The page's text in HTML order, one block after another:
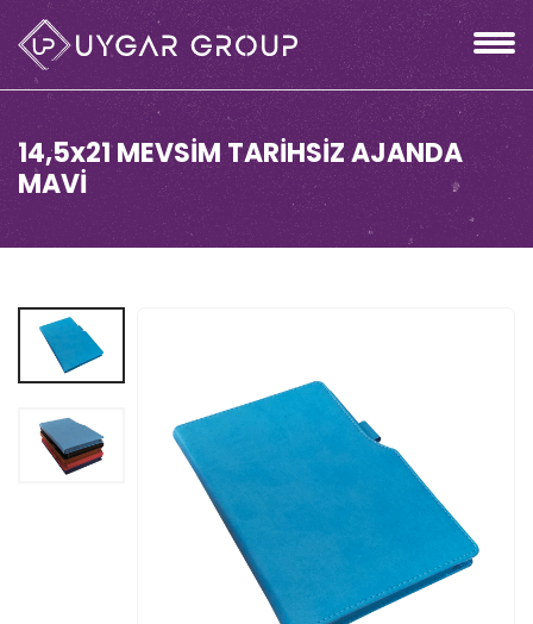
14,5x21 MEVSİM TARİHSİZ AJANDA
MAVİ